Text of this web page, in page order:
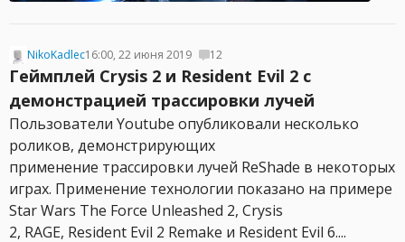
NikoKadlec16:00, 22 июня 2019 12
Геймплей Crysis 2 и Resident Evil 2 c
демонстрацией трассировки лучей
Пользователи Youtube опубликовали несколько
роликов, демонстрирующих
применение трассировки лучей ReShade в некоторых
играх. Применение технологии показано на примере
Star Wars The Force Unleashed 2, Crysis
2, RAGE, Resident Evil 2 Remake и Resident Evil 6....